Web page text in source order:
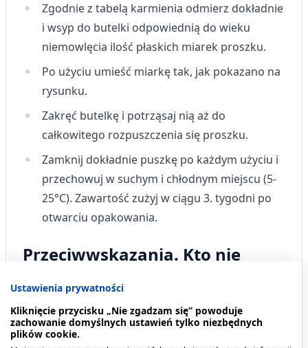
Zgodnie z tabelą karmienia odmierz dokładnie
i wsyp do butelki odpowiednią do wieku
niemowlęcia ilość płaskich miarek proszku.
Po użyciu umieść miarkę tak, jak pokazano na
rysunku.
Zakręć butelkę i potrząsaj nią aż do
całkowitego rozpuszczenia się proszku.
Zamknij dokładnie puszkę po każdym użyciu i
przechowuj w suchym i chłodnym miejscu (5-
25°C). Zawartość zużyj w ciągu 3. tygodni po
otwarciu opakowania.
Przeciwwskazania. Kto nie
produktu?
Ważna informacja: Karmienie piersią jest
Ustawienia prywatności
Kliknięcie przycisku „Nie zgadzam się” powoduje
zachowanie domyślnych ustawień tylko niezbędnych
plików cookie.